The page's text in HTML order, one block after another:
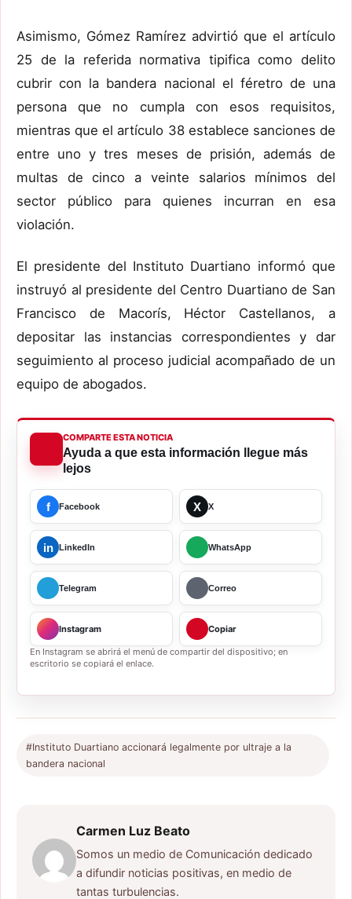
Asimismo, Gómez Ramírez advirtió que el artículo
25 de la referida normativa tipifica como delito
cubrir con la bandera nacional el féretro de una
persona que no cumpla con esos requisitos,
mientras que el artículo 38 establece sanciones de
entre uno y tres meses de prisión, además de
multas de cinco a veinte salarios mínimos del
sector público para quienes incurran en esa
violación.
El presidente del Instituto Duartiano informó que
instruyó al presidente del Centro Duartiano de San
Francisco de Macorís, Héctor Castellanos, a
depositar las instancias correspondientes y dar
seguimiento al proceso judicial acompañado de un
equipo de abogados.
COMPARTE ESTA NOTICIA
Ayuda a que esta información llegue más
lejos
f Facebook X X
in LinkedIn WhatsApp
Telegram Correo
Instagram Copiar
En Instagram se abrirá el menú de compartir del dispositivo; en
escritorio se copiará el enlace.
#Instituto Duartiano accionará legalmente por ultraje a la
bandera nacional
Carmen Luz Beato
Somos un medio de Comunicación dedicado
a difundir noticias positivas, en medio de
tantas turbulencias.